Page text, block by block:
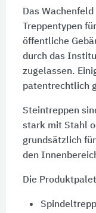
Das
Treppentypen
öffentliche
durch das
zugelassen.
patentrechtlich
Steintreppen
stark mit Stahl
grundsätzlich
den
Die